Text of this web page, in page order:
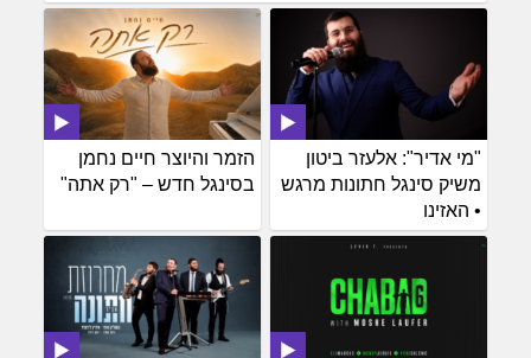
הזמר והיוצר חיים נחמן
בסינגל חדש – "רק אתה"
"מי אדיר": אלעזר ביטון
משיק סינגל חתונות מרגש
• האזינו